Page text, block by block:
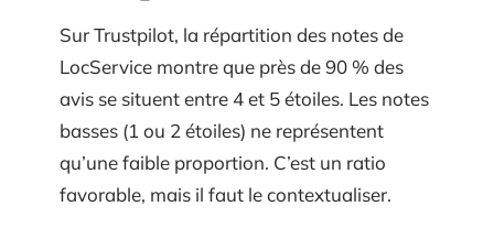
Sur Trustpilot, la répartition des notes de
LocService montre que près de 90 % des
avis se situent entre 4 et 5 étoiles. Les notes
basses (1 ou 2 étoiles) ne représentent
qu’une faible proportion. C’est un ratio
favorable, mais il faut le contextualiser.